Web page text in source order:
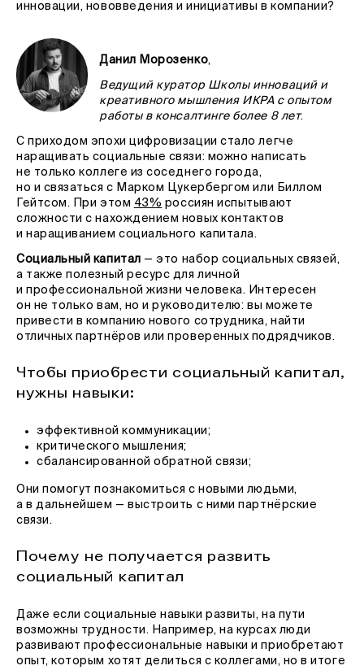
инновации, нововведения и инициативы в компании?
Данил Морозенко,
Ведущий куратор Школы инноваций и
креативного мышления ИКРА с опытом
работы в консалтинге более 8 лет.
С приходом эпохи цифровизации стало легче
наращивать социальные связи: можно написать
не только коллеге из соседнего города,
но и связаться с Марком Цукербергом или Биллом
Гейтсом. При этом 43% россиян испытывают
сложности с нахождением новых контактов
и наращиванием социального капитала.
Социальный капитал — это набор социальных связей,
а также полезный ресурс для личной
и профессиональной жизни человека. Интересен
он не только вам, но и руководителю: вы можете
привести в компанию нового сотрудника, найти
отличных партнёров или проверенных подрядчиков.
Чтобы приобрести социальный капитал,
нужны навыки:
эффективной коммуникации;
критического мышления;
сбалансированной обратной связи;
Они помогут познакомиться с новыми людьми,
а в дальнейшем — выстроить с ними партнёрские
связи.
Почему не получается развить
социальный капитал
Даже если социальные навыки развиты, на пути
возможны трудности. Например, на курсах люди
развивают профессиональные навыки и приобретают
опыт, которым хотят делиться с коллегами, но в итоге